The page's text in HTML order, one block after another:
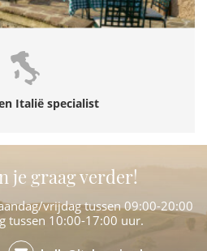
Italië specialist
je graag verder!
vrijdag tussen 09:00-20:00
tussen 10:00-17:00 uur.